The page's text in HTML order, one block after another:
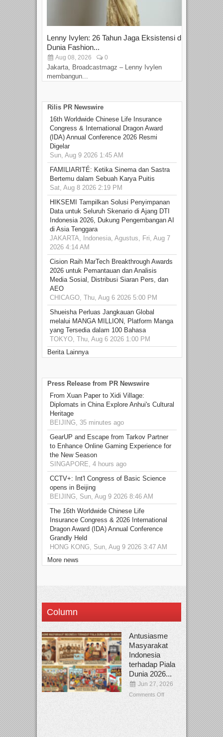
Lenny Ivylen: 26 Tahun Jaga Eksistensi di
Dunia Fashion...
Aug 08, 2026 0
Jakarta, Broadcastmagz – Lenny Ivylen
membangun...
Rilis PR Newswire
16th Worldwide Chinese Life Insurance
Congress & International Dragon Award
(IDA) Annual Conference 2026 Resmi
Digelar
Sun, Aug 9 2026 1:45 AM
FAMILIARITÉ: Ketika Sinema dan Sastra
Bertemu dalam Sebuah Karya Puitis
Sat, Aug 8 2026 2:19 PM
HIKSEMI Tampilkan Solusi Penyimpanan
Data untuk Seluruh Skenario di Ajang DTI
Indonesia 2026, Dukung Pengembangan AI
di Asia Tenggara
JAKARTA, Indonesia, Agustus, Fri, Aug 7
2026 4:14 AM
Cision Raih MarTech Breakthrough Awards
2026 untuk Pemantauan dan Analisis
Media Sosial, Distribusi Siaran Pers, dan
AEO
CHICAGO, Thu, Aug 6 2026 5:00 PM
Shueisha Perluas Jangkauan Global
melalui MANGA MILLION, Platform Manga
yang Tersedia dalam 100 Bahasa
TOKYO, Thu, Aug 6 2026 1:00 PM
Berita Lainnya
Press Release from PR Newswire
From Xuan Paper to Xidi Village:
Diplomats in China Explore Anhui's Cultural
Heritage
BEIJING, 35 minutes ago
GearUP and Escape from Tarkov Partner
to Enhance Online Gaming Experience for
the New Season
SINGAPORE, 4 hours ago
CCTV+: Int'l Congress of Basic Science
opens in Beijing
BEIJING, Sun, Aug 9 2026 8:46 AM
The 16th Worldwide Chinese Life
Insurance Congress & 2026 International
Dragon Award (IDA) Annual Conference
Grandly Held
HONG KONG, Sun, Aug 9 2026 3:47 AM
More news
Column
Antusiasme
Masyarakat
Indonesia
terhadap Piala
Dunia 2026...
Jun 27, 2026
Comments Off